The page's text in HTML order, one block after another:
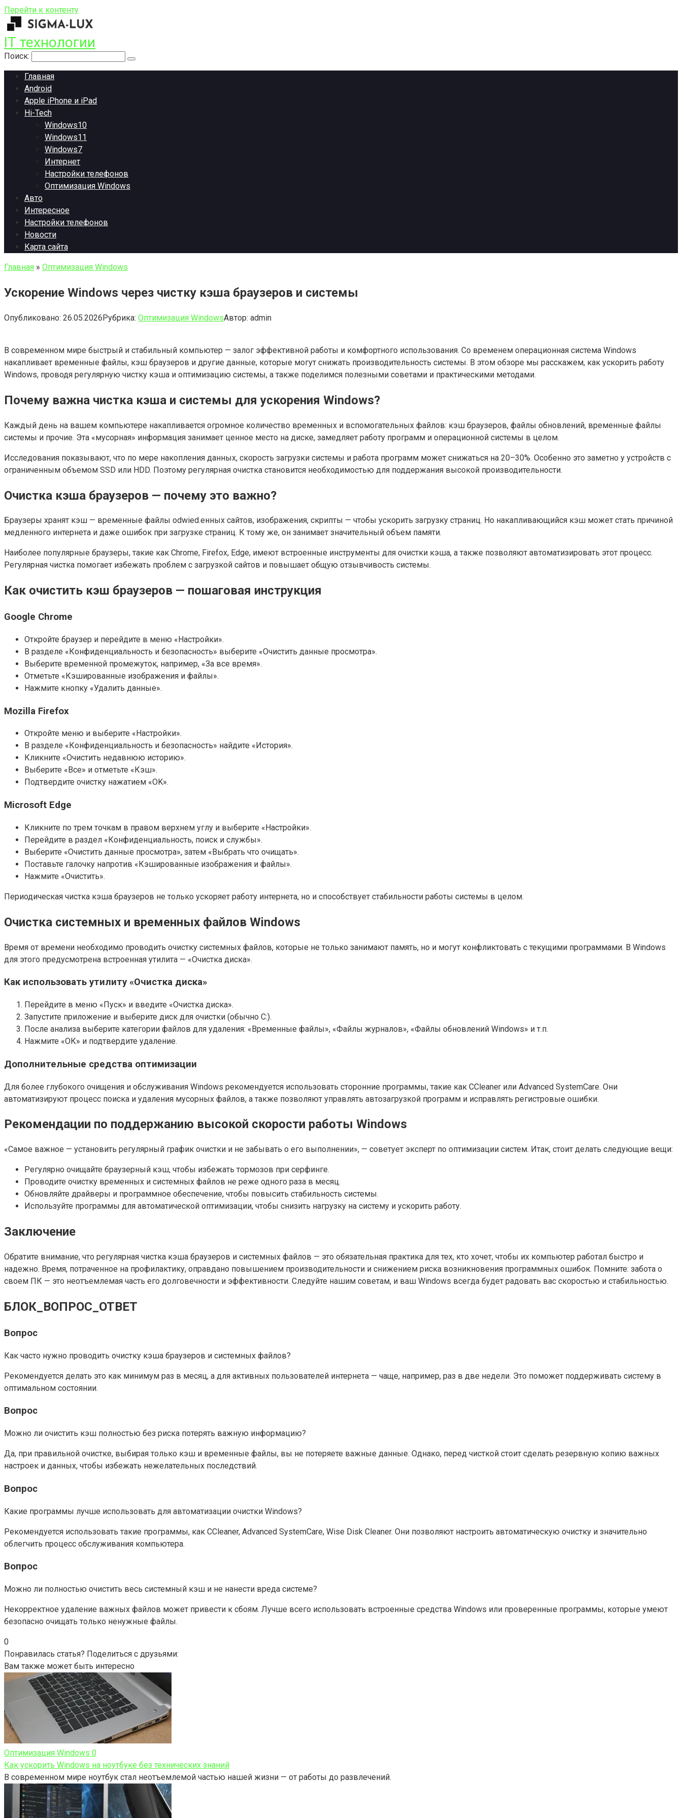
Перейти к контенту
IT технологии
Поиск:
Главная
Android
Apple iPhone и iPad
Hi-Tech
Windows10
Windows11
Windows7
Интернет
Настройки телефонов
Оптимизация Windows
Авто
Интересное
Настройки телефонов
Новости
Карта сайта
Главная » Оптимизация Windows
Ускорение Windows через чистку кэша браузеров и системы
Опубликовано: 26.05.2026Рубрика: Оптимизация WindowsАвтор: admin
В современном мире быстрый и стабильный компьютер — залог эффективной работы и комфортного использования. Со временем операционная система Windows
накапливает временные файлы, кэш браузеров и другие данные, которые могут снижать производительность системы. В этом обзоре мы расскажем, как ускорить работу
Windows, проводя регулярную чистку кэша и оптимизацию системы, а также поделимся полезными советами и практическими методами.
Почему важна чистка кэша и системы для ускорения Windows?
Каждый день на вашем компьютере накапливается огромное количество временных и вспомогательных файлов: кэш браузеров, файлы обновлений, временные файлы
системы и прочие. Эта «мусорная» информация занимает ценное место на диске, замедляет работу программ и операционной системы в целом.
Исследования показывают, что по мере накопления данных, скорость загрузки системы и работа программ может снижаться на 20–30%. Особенно это заметно у устройств с
ограниченным объемом SSD или HDD. Поэтому регулярная очистка становится необходимостью для поддержания высокой производительности.
Очистка кэша браузеров — почему это важно?
Браузеры хранят кэш — временные файлы odwied.енных сайтов, изображения, скрипты — чтобы ускорить загрузку страниц. Но накапливающийся кэш может стать причиной
медленного интернета и даже ошибок при загрузке страниц. К тому же, он занимает значительный объем памяти.
Наиболее популярные браузеры, такие как Chrome, Firefox, Edge, имеют встроенные инструменты для очистки кэша, а также позволяют автоматизировать этот процесс.
Регулярная чистка помогает избежать проблем с загрузкой сайтов и повышает общую отзывчивость системы.
Как очистить кэш браузеров — пошаговая инструкция
Google Chrome
Откройте браузер и перейдите в меню «Настройки».
В разделе «Конфиденциальность и безопасность» выберите «Очистить данные просмотра».
Выберите временной промежуток, например, «За все время».
Отметьте «Кэшированные изображения и файлы».
Нажмите кнопку «Удалить данные».
Mozilla Firefox
Откройте меню и выберите «Настройки».
В разделе «Конфиденциальность и безопасность» найдите «История».
Кликните «Очистить недавнюю историю».
Выберите «Все» и отметьте «Кэш».
Подтвердите очистку нажатием «OK».
Microsoft Edge
Кликните по трем точкам в правом верхнем углу и выберите «Настройки».
Перейдите в раздел «Конфиденциальность, поиск и службы».
Выберите «Очистить данные просмотра», затем «Выбрать что очищать».
Поставьте галочку напротив «Кэшированные изображения и файлы».
Нажмите «Очистить».
Периодическая чистка кэша браузеров не только ускоряет работу интернета, но и способствует стабильности работы системы в целом.
Очистка системных и временных файлов Windows
Время от времени необходимо проводить очистку системных файлов, которые не только занимают память, но и могут конфликтовать с текущими программами. В Windows
для этого предусмотрена встроенная утилита — «Очистка диска».
Как использовать утилиту «Очистка диска»
Перейдите в меню «Пуск» и введите «Очистка диска».
Запустите приложение и выберите диск для очистки (обычно С:).
После анализа выберите категории файлов для удаления: «Временные файлы», «Файлы журналов», «Файлы обновлений Windows» и т.п.
Нажмите «ОК» и подтвердите удаление.
Дополнительные средства оптимизации
Для более глубокого очищения и обслуживания Windows рекомендуется использовать сторонние программы, такие как CCleaner или Advanced SystemCare. Они
автоматизируют процесс поиска и удаления мусорных файлов, а также позволяют управлять автозагрузкой программ и исправлять регистровые ошибки.
Рекомендации по поддержанию высокой скорости работы Windows
«Самое важное — установить регулярный график очистки и не забывать о его выполнении», — советует эксперт по оптимизации систем. Итак, стоит делать следующие вещи:
Регулярно очищайте браузерный кэш, чтобы избежать тормозов при серфинге.
Проводите очистку временных и системных файлов не реже одного раза в месяц.
Обновляйте драйверы и программное обеспечение, чтобы повысить стабильность системы.
Используйте программы для автоматической оптимизации, чтобы снизить нагрузку на систему и ускорить работу.
Заключение
Обратите внимание, что регулярная чистка кэша браузеров и системных файлов — это обязательная практика для тех, кто хочет, чтобы их компьютер работал быстро и
надежно. Время, потраченное на профилактику, оправдано повышением производительности и снижением риска возникновения программных ошибок. Помните: забота о
своем ПК — это неотъемлемая часть его долговечности и эффективности. Следуйте нашим советам, и ваш Windows всегда будет радовать вас скоростью и стабильностью.
БЛОК_ВОПРОС_ОТВЕТ
Вопрос
Как часто нужно проводить очистку кэша браузеров и системных файлов?
Рекомендуется делать это как минимум раз в месяц, а для активных пользователей интернета — чаще, например, раз в две недели. Это поможет поддерживать систему в
оптимальном состоянии.
Вопрос
Можно ли очистить кэш полностью без риска потерять важную информацию?
Да, при правильной очистке, выбирая только кэш и временные файлы, вы не потеряете важные данные. Однако, перед чисткой стоит сделать резервную копию важных
настроек и данных, чтобы избежать нежелательных последствий.
Вопрос
Какие программы лучше использовать для автоматизации очистки Windows?
Рекомендуется использовать такие программы, как CCleaner, Advanced SystemCare, Wise Disk Cleaner. Они позволяют настроить автоматическую очистку и значительно
облегчить процесс обслуживания компьютера.
Вопрос
Можно ли полностью очистить весь системный кэш и не нанести вреда системе?
Некорректное удаление важных файлов может привести к сбоям. Лучше всего использовать встроенные средства Windows или проверенные программы, которые умеют
безопасно очищать только ненужные файлы.
0
Понравилась статья? Поделиться с друзьями:
Вам также может быть интересно
Оптимизация Windows 0
Как ускорить Windows на ноутбуке без технических знаний
В современном мире ноутбук стал неотъемлемой частью нашей жизни — от работы до развлечений.